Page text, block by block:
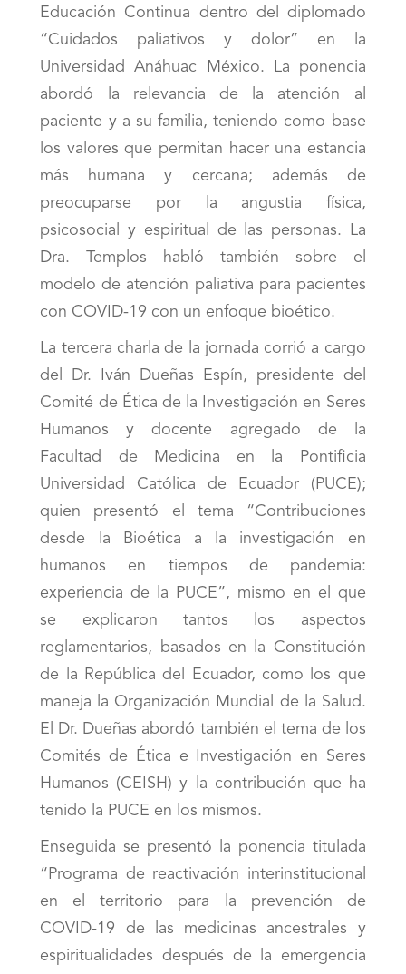
Educación Continua dentro del diplomado
“Cuidados paliativos y dolor” en la
Universidad Anáhuac México. La ponencia
abordó la relevancia de la atención al
paciente y a su familia, teniendo como base
los valores que permitan hacer una estancia
más humana y cercana; además de
preocuparse por la angustia física,
psicosocial y espiritual de las personas. La
Dra. Templos habló también sobre el
modelo de atención paliativa para pacientes
con COVID-19 con un enfoque bioético.
La tercera charla de la jornada corrió a cargo
del Dr. Iván Dueñas Espín, presidente del
Comité de Ética de la Investigación en Seres
Humanos y docente agregado de la
Facultad de Medicina en la Pontificia
Universidad Católica de Ecuador (PUCE);
quien presentó el tema “Contribuciones
desde la Bioética a la investigación en
humanos en tiempos de pandemia:
experiencia de la PUCE”, mismo en el que
se explicaron tantos los aspectos
reglamentarios, basados en la Constitución
de la República del Ecuador, como los que
maneja la Organización Mundial de la Salud.
El Dr. Dueñas abordó también el tema de los
Comités de Ética e Investigación en Seres
Humanos (CEISH) y la contribución que ha
tenido la PUCE en los mismos.
Enseguida se presentó la ponencia titulada
“Programa de reactivación interinstitucional
en el territorio para la prevención de
COVID-19 de las medicinas ancestrales y
espiritualidades después de la emergencia